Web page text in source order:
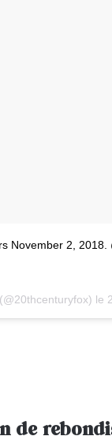
November 2, 2018.
(@20thcenturyfox) le
de